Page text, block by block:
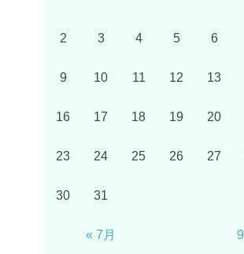
2 3 4 5 6
9 10 11 12 13
16 17 18 19 20
23 24 25 26 27
30 31
« 7月